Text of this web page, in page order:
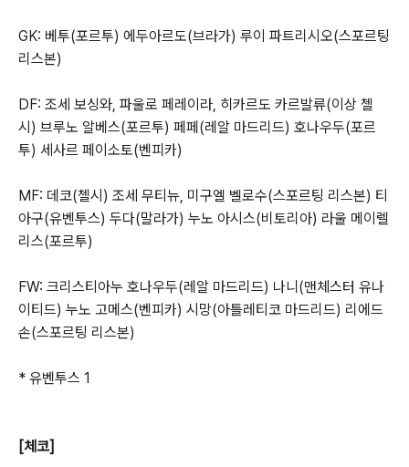
GK: 베투(포르투) 에두아르도(브라가) 루이 파트리시오(스포르팅
리스본)
DF: 조세 보싱와, 파울로 페레이라, 히카르도 카르발류(이상 첼
시) 브루노 알베스(포르투) 페페(레알 마드리드) 호나우두(포르
투) 세사르 페이소토(벤피카)
MF: 데코(첼시) 조세 무티뉴, 미구엘 벨로수(스포르팅 리스본) 티
아구(유벤투스) 두다(말라가) 누노 아시스(비토리아) 라울 메이렐
리스(포르투)
FW: 크리스티아누 호나우두(레알 마드리드) 나니(맨체스터 유나
이티드) 누노 고메스(벤피카) 시망(아틀레티코 마드리드) 리에드
손(스포르팅 리스본)
* 유벤투스 1
[체코]